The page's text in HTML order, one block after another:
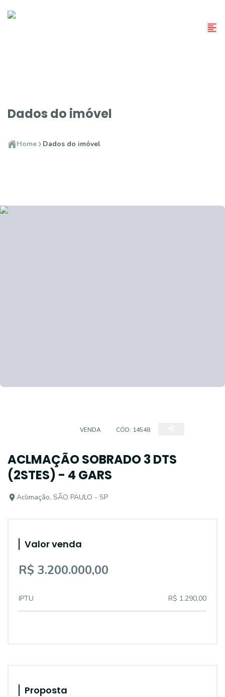
Dados do imóvel
Home Dados do imóvel
VENDA CÓD: 14548
ACLMAÇÃO SOBRADO 3 DTS
(2STES) - 4 GARS
Aclimação, SÃO PAULO - SP
Valor venda
R$ 3.200.000,00
IPTU R$ 1.290,00
Proposta